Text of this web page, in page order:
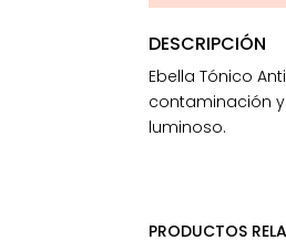
DESCRIPCIÓN
Ebella Tónico
contaminación
luminoso.
PRODUCTOS